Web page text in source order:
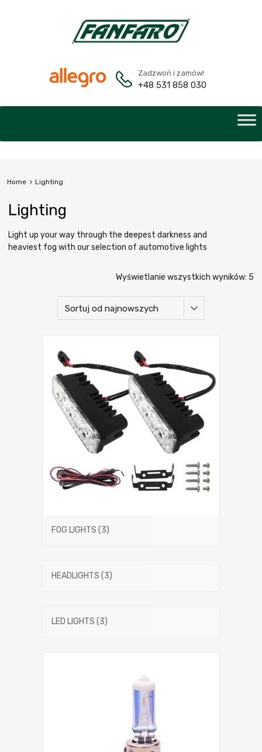
Zadzwoń i zamów!
+48 531 858 030
Home Lighting
Lighting
Light up your way through the deepest darkness and
heaviest fog with our selection of automotive lights
Wyświetlanie wszystkich wyników: 5
FOG LIGHTS (3)
HEADLIGHTS (3)
LED LIGHTS (3)